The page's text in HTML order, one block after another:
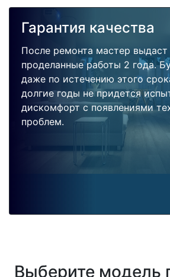
Гарантия качества
После ремонта мастер выдаст
проделанные работы 2 года.
даже по истечению этого
долгие годы не придется
дискомфорт с появлениями
проблем.
Выберите модель